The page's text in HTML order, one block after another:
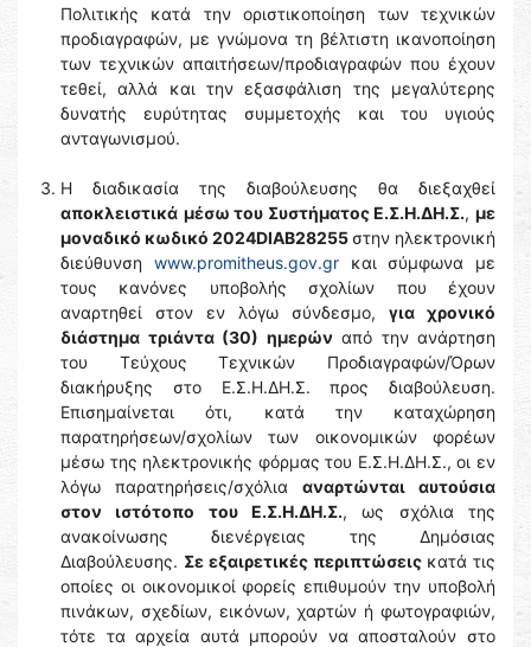
Πολιτικής κατά την οριστικοποίηση των τεχνικών
προδιαγραφών, με γνώμονα τη βέλτιστη ικανοποίηση
των τεχνικών απαιτήσεων/προδιαγραφών που έχουν
τεθεί, αλλά και την εξασφάλιση της μεγαλύτερης
δυνατής ευρύτητας συμμετοχής και του υγιούς
ανταγωνισμού.
Η διαδικασία της διαβούλευσης θα διεξαχθεί
αποκλειστικά μέσω του Συστήματος Ε.Σ.Η.ΔΗ.Σ.,με
μοναδικό κωδικό 2024DIAB28255στην ηλεκτρονική
διεύθυνση www.promitheus.gov.grκαι σύμφωνα με
τους κανόνες υποβολής σχολίων που έχουν
αναρτηθεί στον εν λόγω σύνδεσμο, για χρονικό
διάστημα τριάντα (30) ημερών από την ανάρτηση
του Τεύχους Τεχνικών Προδιαγραφών/Όρων
διακήρυξης στο Ε.Σ.Η.ΔΗ.Σ. προς διαβούλευση.
Επισημαίνεται ότι, κατά την καταχώρηση
παρατηρήσεων/σχολίων των οικονομικών φορέων
μέσω της ηλεκτρονικής φόρμας του Ε.Σ.Η.ΔΗ.Σ., οι εν
λόγω παρατηρήσεις/σχόλια αναρτώνται αυτούσια
στον ιστότοπο του Ε.Σ.Η.ΔΗ.Σ., ως σχόλια της
ανακοίνωσης διενέργειας της Δημόσιας
Διαβούλευσης. Σε εξαιρετικές περιπτώσεις κατά τις
οποίες οι οικονομικοί φορείς επιθυμούν την υποβολή
πινάκων, σχεδίων, εικόνων, χαρτών ή φωτογραφιών,
τότε τα αρχεία αυτά μπορούν να αποσταλούν στο